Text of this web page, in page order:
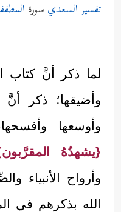
تفسير السعدي سورة
لما ذكر أنَّ كتاب
وأضيقها؛ ذكر أنَّ
وأوسعها
{يشهدُهُ
وأرواح الأنبياء
الله بذكرهم في